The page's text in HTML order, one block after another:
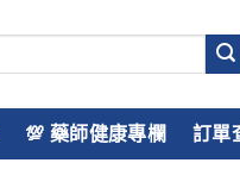
💯 藥師健康專欄 訂單